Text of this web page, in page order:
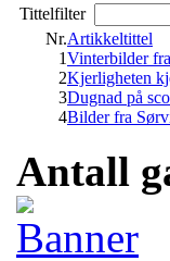
Tittelfilter
Nr.Artikkeltittel
1Vinterbilder
2Kjerligheten
3Dugnad på
4Bilder fra
Antall